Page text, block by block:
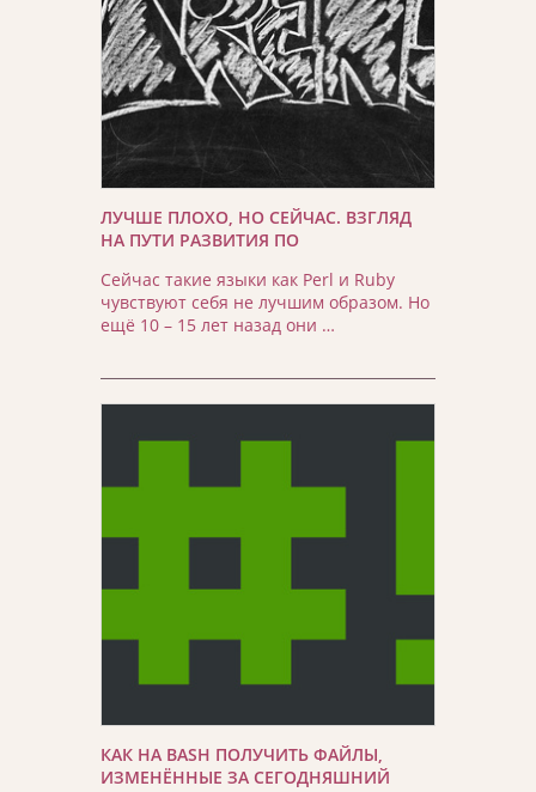
ЛУЧШЕ ПЛОХО, НО СЕЙЧАС. ВЗГЛЯД
НА ПУТИ РАЗВИТИЯ ПО
Сейчас такие языки как Perl и Ruby
чувствуют себя не лучшим образом. Но
ещё 10 – 15 лет назад они …
КАК НА BASH ПОЛУЧИТЬ ФАЙЛЫ,
ИЗМЕНЁННЫЕ ЗА СЕГОДНЯШНИЙ